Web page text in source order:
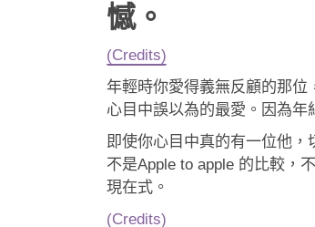
憾。
(Credits)
年輕時你愛得義無反顧的那
心目中誤以為的最愛。因為年
即使你心目中真的有一位他
不是Apple to apple 的比較，
現在式。
(Credits)